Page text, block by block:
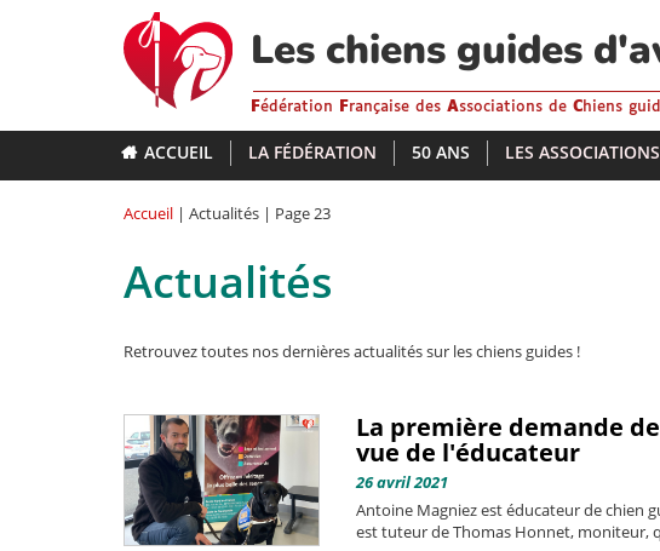
Les chiens guides
Fédération Française des Associations de Chiens
ACCUEIL LA FÉDÉRATION 50 ANS LES ASSOCIATIONS
Accueil | Actualités | Page 23
Actualités
Retrouvez toutes nos dernières actualités sur les chiens guides !
La première demande
vue de l'éducateur
26 avril 2021
Antoine Magniez est éducateur de chien
est tuteur de Thomas Honnet, moniteur,